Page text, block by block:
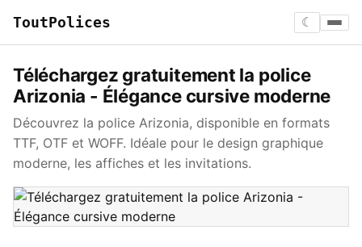
ToutPolices ☾
Téléchargez gratuitement la police
Arizonia - Élégance cursive moderne
Découvrez la police Arizonia, disponible en formats
TTF, OTF et WOFF. Idéale pour le design graphique
moderne, les affiches et les invitations.